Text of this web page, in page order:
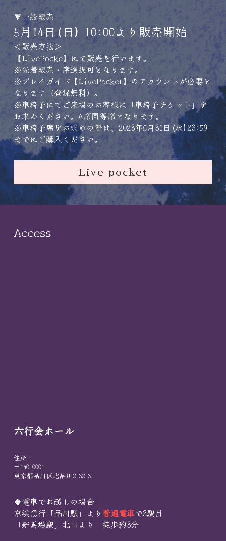
▼一般販売
5月14日(日) 10:00より販売開始
＜販売方法＞
【LivePocke】にて販売を行います。
※先着販売・席選択可となります。
※プレイガイド【LivePocket】のアカウントが必要と
なります（登録無料）。
※車椅子にてご来場のお客様は「車椅子チケット」を
お求めください。A席同等席となります。
※車椅子席をお求めの際は、2023年5月31日(水)23:59
までにご購入ください。
Live pocket
Access
六行会ホール
住所：
〒140-0001
東京都品川区北品川2-32-3
◆電車でお越しの場合
京浜急行「品川駅」より 普通電車で2駅目
「新馬場駅」北口より　徒歩約3分